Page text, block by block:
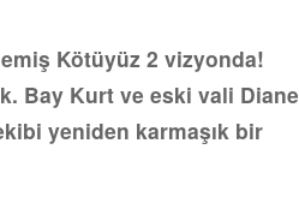
Kötüyüz 2 vizyonda!
Bay Kurt ve eski vali Diane
yeniden karmaşık bir